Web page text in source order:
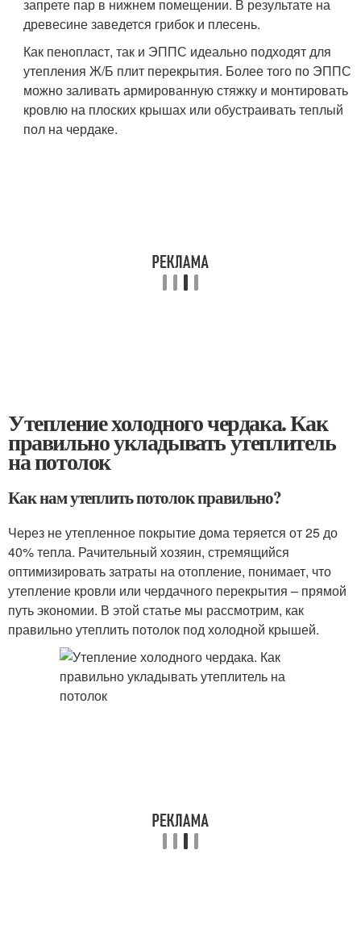
запрете пар в нижнем помещении. В результате на
древесине заведется грибок и плесень.
Как пенопласт, так и ЭППС идеально подходят для
утепления Ж/Б плит перекрытия. Более того по ЭППС
можно заливать армированную стяжку и монтировать
кровлю на плоских крышах или обустраивать теплый
пол на чердаке.
Утепление холодного чердака. Как
правильно укладывать утеплитель
на потолок
Как нам утеплить потолок правильно?
Через не утепленное покрытие дома теряется от 25 до
40% тепла. Рачительный хозяин, стремящийся
оптимизировать затраты на отопление, понимает, что
утепление кровли или чердачного перекрытия – прямой
путь экономии. В этой статье мы рассмотрим, как
правильно утеплить потолок под холодной крышей.